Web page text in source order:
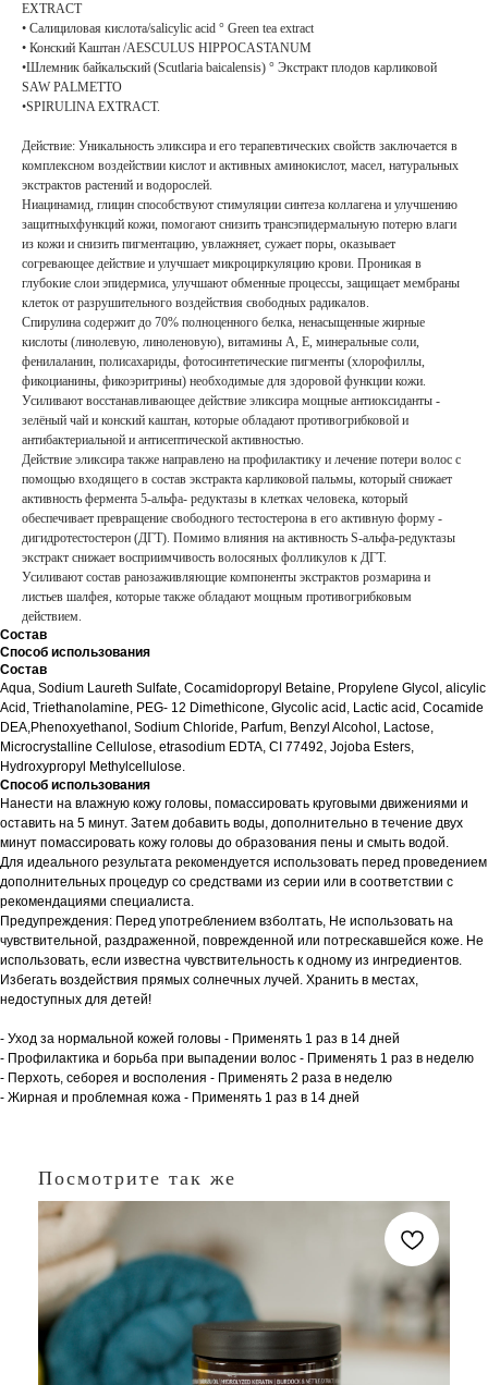
EXTRACT
• Салициловая кислота/sаlісуlіс acid ° Green tea extract
• Конский Каштан /AESCULUS HIPPOCASTANUM
•Шлемник байкальский (Scutlaria baicalensis) ° Экстракт плодов карликовой
SAW PALMETTO
•SPIRULINA EXTRACT.
Действие: Уникальность эликсира и его терапевтических свойств заключается в
комплексном воздействии кислот и активных аминокислот, масел, натуральных
экстрактов растений и водорослей.
Ниацинамид, глицин способствуют стимуляции синтеза коллагена и улучшению
защитныхфункций кожи, помогают снизить трансэпидермальную потерю влаги
из кожи и снизить пигментацию, увлажняет, сужает поры, оказывает
согревающее действие и улучшает микроциркуляцию крови. Проникая в
глубокие слои эпидермиса, улучшают обменные процессы, защищает мембраны
клеток от разрушительного воздействия свободных радикалов.
Спирулина содержит до 70% полноценного белка, ненасыщенные жирные
кислоты (линолевую, линоленовую), витамины А, Е, минеральные соли,
фенилаланин, полисахариды, фотосинтетические пигменты (хлорофиллы,
фикоцианины, фикоэритрины) необходимые для здоровой функции кожи.
Усиливают восстанавливающее действие эликсира мощные антиоксиданты -
зелёный чай и конский каштан, которые обладают противогрибковой и
антибактериальной и антисептической активностью.
Действие эликсира также направлено на профилактику и лечение потери волос с
помощью входящего в состав экстракта карликовой пальмы, который снижает
активность фермента 5-альфа- редуктазы в клетках человека, который
обеспечивает превращение свободного тестостерона в его активную форму -
дигидротестостерон (ДГТ). Помимо влияния на активность S-альфа-редуктазы
экстракт снижает восприимчивость волосяных фолликулов к ДГТ.
Усиливают состав ранозаживляющие компоненты экстрактов розмарина и
листьев шалфея, которые также обладают мощным противогрибковым
действием.
Состав
Способ использования
Состав
Aqua, Sodium Laureth Sulfate, Cocamidopropyl Betaine, Propylene Glycol, alicylic
Acid, Triethanolamine, PEG- 12 Dimethicone, Glycolic acid, Lactic acid, Cocamide
DEA,Phenoxyethanol, Sodium Chloride, Parfum, Benzyl Alcohol, Lactose,
Microcrystalline Cellulose, etrasodium EDTA, CI 77492, Jojoba Esters,
Hydroxypropyl Methylcellulose.
Способ использования
Нанести на влажную кожу головы, помассировать круговыми движениями и
оставить на 5 минут. Затем добавить воды, дополнительно в течение двух
минут помассировать кожу головы до образования пены и смыть водой.
Для идеального результата рекомендуется использовать перед проведением
дополнительных процедур со средствами из серии или в соответствии с
рекомендациями специалиста.
Предупреждения: Перед употреблением взболтать, Не использовать на
чувствительной, раздраженной, поврежденной или потрескавшейся коже. Не
использовать, если известна чувствительность к одному из ингредиентов.
Избегать воздействия прямых солнечных лучей. Хранить в местах,
недоступных для детей!
- Уход за нормальной кожей головы - Применять 1 раз в 14 дней
- Профилактика и борьба при выпадении волос - Применять 1 раз в неделю
- Перхоть, себорея и восполения - Применять 2 раза в неделю
- Жирная и проблемная кожа - Применять 1 раз в 14 дней
Посмотрите так же